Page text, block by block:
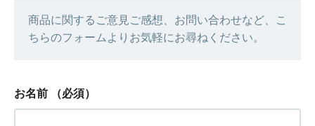
商品に関するご意見ご感想、お問い合わせなど、こ
ちらのフォームよりお気軽にお尋ねください。
お名前 （必須）